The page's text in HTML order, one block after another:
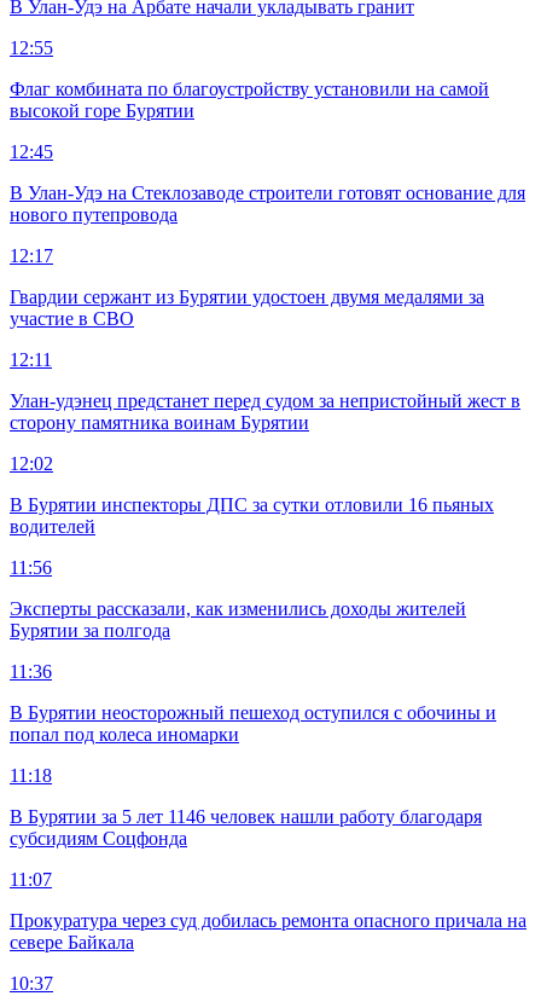
В Улан-Удэ на Арбате начали укладывать гранит
12:55
Флаг комбината по благоустройству установили на самой
высокой горе Бурятии
12:45
В Улан-Удэ на Стеклозаводе строители готовят основание для
нового путепровода
12:17
Гвардии сержант из Бурятии удостоен двумя медалями за
участие в СВО
12:11
Улан-удэнец предстанет перед судом за непристойный жест в
сторону памятника воинам Бурятии
12:02
В Бурятии инспекторы ДПС за сутки отловили 16 пьяных
водителей
11:56
Эксперты рассказали, как изменились доходы жителей
Бурятии за полгода
11:36
В Бурятии неосторожный пешеход оступился с обочины и
попал под колеса иномарки
11:18
В Бурятии за 5 лет 1146 человек нашли работу благодаря
субсидиям Соцфонда
11:07
Прокуратура через суд добилась ремонта опасного причала на
севере Байкала
10:37